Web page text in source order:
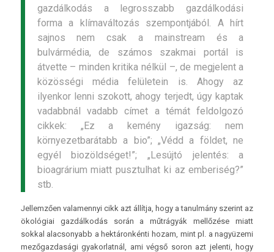
gazdálkodás a legrosszabb gazdálkodási
forma a klímaváltozás szempontjából. A hírt
sajnos nem csak a mainstream és a
bulvármédia, de számos szakmai portál is
átvette – minden kritika nélkül –, de megjelent a
közösségi média felületein is. Ahogy az
ilyenkor lenni szokott, ahogy terjedt, úgy kaptak
vadabbnál vadabb címet a témát feldolgozó
cikkek: „Ez a kemény igazság: nem
környezetbarátabb a bio”; „Védd a földet, ne
egyél biozöldséget!”; „Lesújtó jelentés: a
bioagrárium miatt pusztulhat ki az emberiség?”
stb.
Jellemzően valamennyi cikk azt állítja, hogy a tanulmány szerint az
ökológiai gazdálkodás során a műtrágyák mellőzése miatt
sokkal alacsonyabb a hektáronkénti hozam, mint pl. a nagyüzemi
mezőgazdasági gyakorlatnál, ami végső soron azt jelenti, hogy